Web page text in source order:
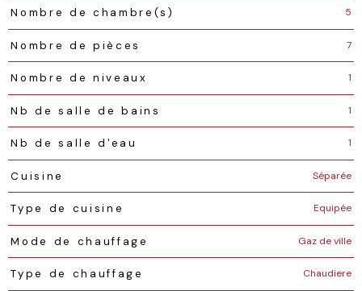
Nombre de chambre(s) 5
Nombre de pièces 7
Nombre de niveaux 1
Nb de salle de bains 1
Nb de salle d'eau 1
Cuisine Séparée
Type de cuisine Equipée
Mode de chauffage Gaz de ville
Type de chauffage Chaudiere